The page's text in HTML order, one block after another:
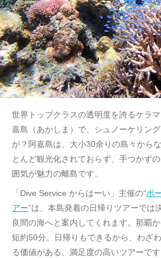
世界トップクラスの透明度を誇るケラ
嘉島（あかしま）で、シュノーケリン
が？阿嘉島は、大小30余りの島々から
とんど観光化されておらず、手つかず
囲気が魅力の離島です。
「Dive Service からはーい」主催の“ボ
アー”は、本島発着の日帰りツアーでは
良間の海へと案内してくれます。那覇
短約50分。日帰りもできるから、わざ
る価値がある、満足度の高いツアーです